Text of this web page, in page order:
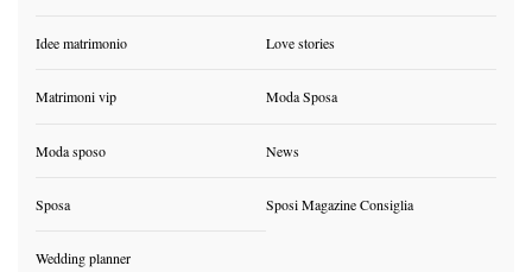
Idee matrimonio Love stories
Matrimoni vip Moda Sposa
Moda sposo News
Sposa Sposi Magazine Consiglia
Wedding planner